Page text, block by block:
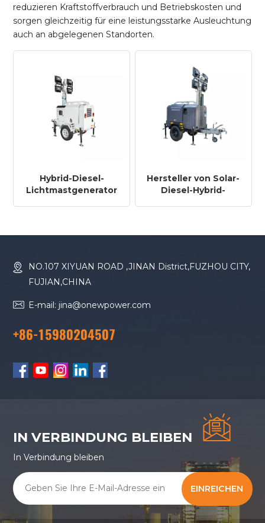
reduzieren Kraftstoffverbrauch und Betriebskosten und
sorgen gleichzeitig für eine leistungsstarke Ausleuchtung
auch an abgelegenen Standorten.
Hybrid-Diesel-
Lichtmastgenerator
Hersteller von Solar-
Diesel-Hybrid-
NO.107 XIYUAN ROAD ,JINAN District,FUZHOU CITY,
FUJIAN,CHINA
E-mail: jina@onewpower.com
+86-15980204507
IN VERBINDUNG BLEIBEN
In Verbindung bleiben
EINREICHEN